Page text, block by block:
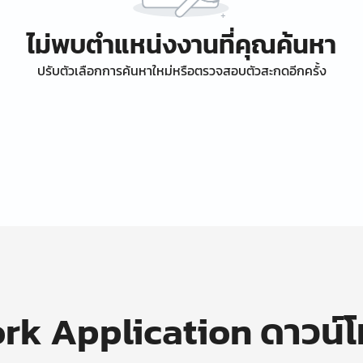
ไม่พบตำแหน่งงานที่คุณค้นหา
ปรับตัวเลือกการค้นหาใหม่หรือตรวจสอบตัวสะกดอีกครั้ง
Application ดาวน์